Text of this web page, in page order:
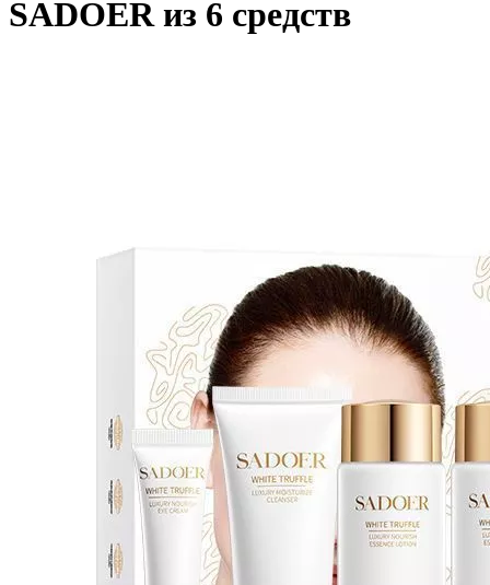
SADOER из 6 средств